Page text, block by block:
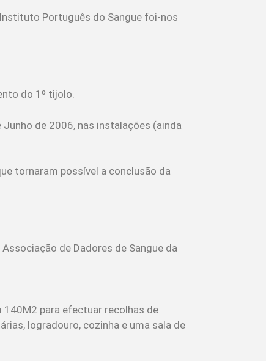
Português do Sangue foi-nos
do 1º tijolo.
de 2006, nas instalações (ainda
tornaram possível a conclusão da
de Dadores de Sangue da
para efectuar recolhas de
logradouro, cozinha e uma sala de